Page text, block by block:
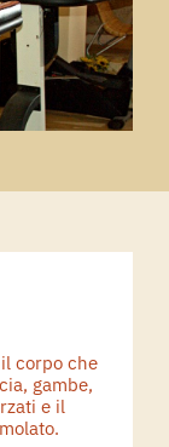
corpo che
gambe,
e il